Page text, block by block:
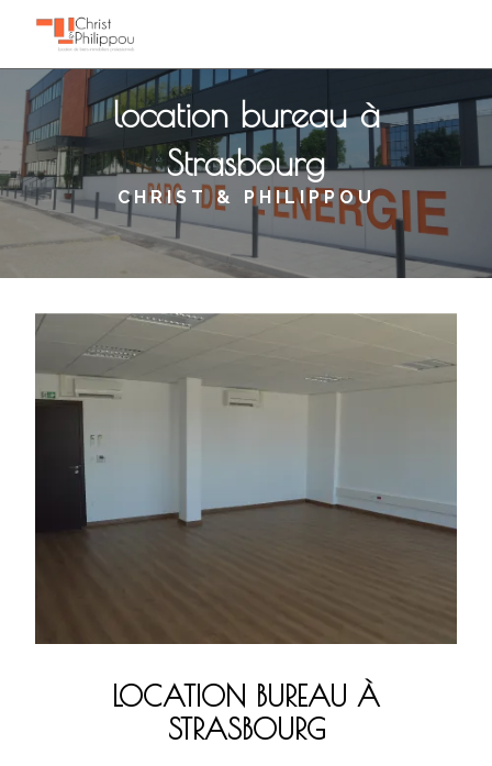
location bureau à
Strasbourg
CHRIST & PHILIPPOU
LOCATION BUREAU À
STRASBOURG